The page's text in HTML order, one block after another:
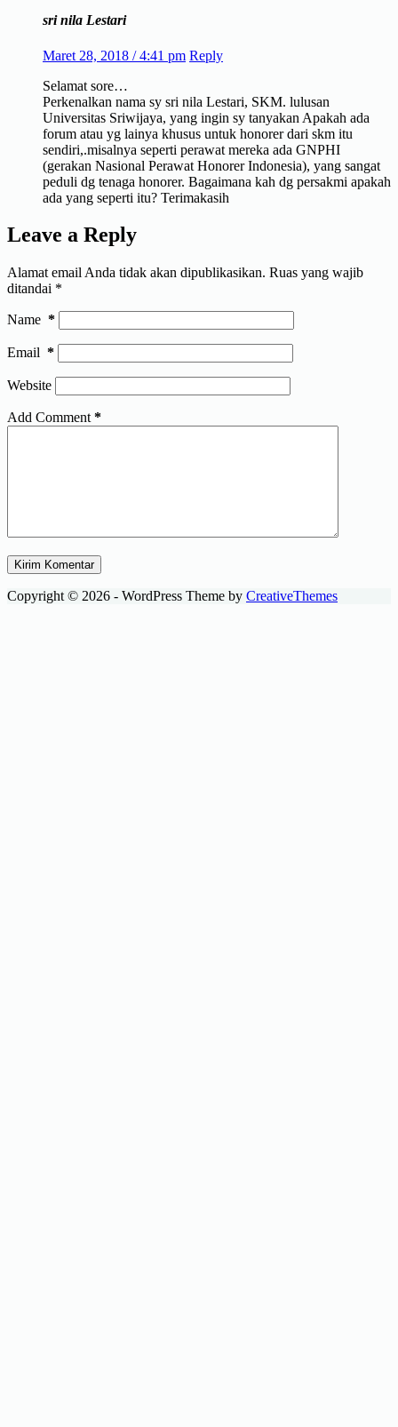
sri nila Lestari
Maret 28, 2018 / 4:41 pm Reply
Selamat sore…
Perkenalkan nama sy sri nila Lestari, SKM. lulusan
Universitas Sriwijaya, yang ingin sy tanyakan Apakah ada
forum atau yg lainya khusus untuk honorer dari skm itu
sendiri,.misalnya seperti perawat mereka ada GNPHI
(gerakan Nasional Perawat Honorer Indonesia), yang sangat
peduli dg tenaga honorer. Bagaimana kah dg persakmi apakah
ada yang seperti itu? Terimakasih
Leave a Reply
Alamat email Anda tidak akan dipublikasikan. Ruas yang wajib
ditandai *
Name *
Email *
Website
Add Comment *
Kirim Komentar
Copyright © 2026 - WordPress Theme by CreativeThemes